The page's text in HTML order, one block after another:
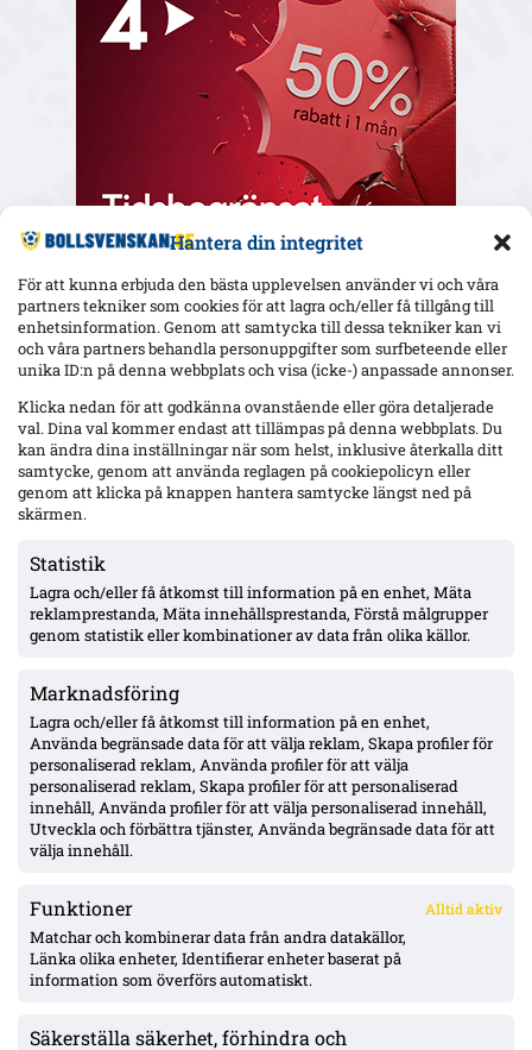
Hantera din integritet
För att kunna erbjuda den bästa upplevelsen använder vi och våra
partners tekniker som cookies för att lagra och/eller få tillgång till
enhetsinformation. Genom att samtycka till dessa tekniker kan vi
och våra partners behandla personuppgifter som surfbeteende eller
unika ID:n på denna webbplats och visa (icke-) anpassade annonser.
Klicka nedan för att godkänna ovanstående eller göra detaljerade
val. Dina val kommer endast att tillämpas på denna webbplats. Du
kan ändra dina inställningar när som helst, inklusive återkalla ditt
samtycke, genom att använda reglagen på cookiepolicyn eller
genom att klicka på knappen hantera samtycke längst ned på
skärmen.
Statistik
Lagra och/eller få åtkomst till information på en enhet, Mäta
reklamprestanda, Mäta innehållsprestanda, Förstå målgrupper
genom statistik eller kombinationer av data från olika källor.
Marknadsföring
Lagra och/eller få åtkomst till information på en enhet,
Använda begränsade data för att välja reklam, Skapa profiler för
personaliserad reklam, Använda profiler för att välja
personaliserad reklam, Skapa profiler för att personaliserad
innehåll, Använda profiler för att välja personaliserad innehåll,
Utveckla och förbättra tjänster, Använda begränsade data för att
välja innehåll.
Funktioner Alltid aktiv
Matchar och kombinerar data från andra datakällor,
Länka olika enheter, Identifierar enheter baserat på
information som överförs automatiskt.
Säkerställa säkerhet, förhindra och
Senaste
varnar: ”Mjällbys styrka är kollektivet”
AIK utan 13 spelare mot Örgryte – Hove avstängd, Ellingsen
MFF:s Anton Höög med tre raka starter – Helstrup:
framtidsroll som åtta, kontrakt till 2030
Pihlström två mål på två matcher – Luganos plan för år två ger
effekt
Uppgifter: Erzurumspor lägger lånebud på Ibrahim Diabaté –
GAIS-anfallaren under kontrakt till 2028
ÖVERSIKT
Nyheter & Reportage
Spelarbetyg
KONTAKT